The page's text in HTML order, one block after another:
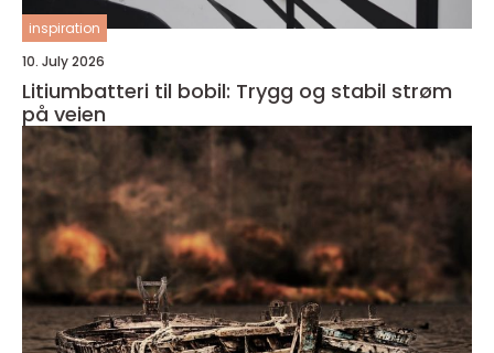
inspiration
10. July 2026
Litiumbatteri til bobil: Trygg og stabil strøm
på veien